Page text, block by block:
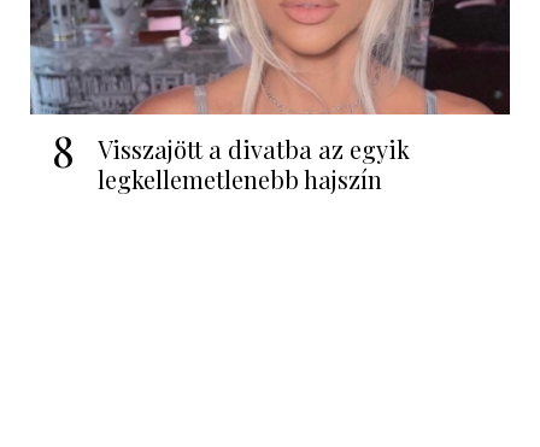
8
Visszajött a divatba az egyik
legkellemetlenebb hajszín